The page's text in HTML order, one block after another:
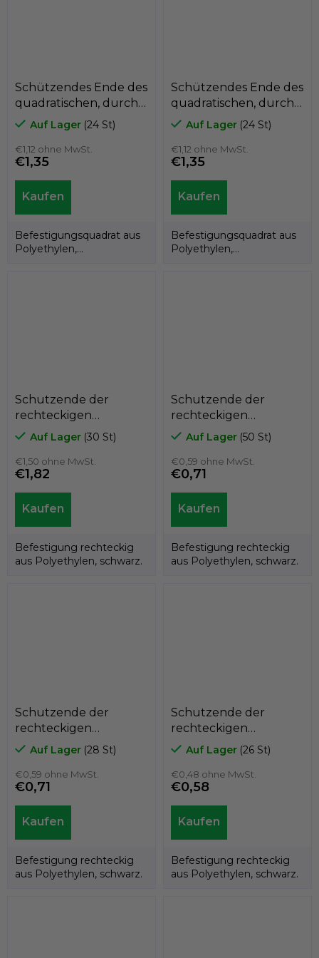
Schützendes Ende des
quadratischen, durch
die Wand gehenden
Polyethylens A3PQF,
30mm x 30mm, Loch
10mm, GeTech
A3PQF3030/10
Auf Lager (24 St)
€1,12 ohne MwSt.
€1,35
Befestigungsquadrat aus
Polyethylen,
Schützendes Ende des
quadratischen, durch
die Wand gehenden
Polyethylens A3PQF,
30mm x 30mm, Loch
8mm, GeTech
A3PQF3030/8
Auf Lager (24 St)
€1,12 ohne MwSt.
€1,35
Befestigungsquadrat aus
Polyethylen,
Schutzende der
rechteckigen
Polyethylenfolie
A3PAR, 40mm x
80mm, GeTech
A3PAR4080
Auf Lager (30 St)
€1,50 ohne MwSt.
€1,82
Befestigung rechteckig
aus Polyethylen, schwarz.
Schutzende der
rechteckigen
Polyethylenfolie
A3PAR, 30mm x
40mm, GeTech
A3PAR3040
Auf Lager (50 St)
€0,59 ohne MwSt.
€0,71
Befestigung rechteckig
aus Polyethylen, schwarz.
Schutzende der
rechteckigen
Polyethylenfolie
A3PAR, 25mm x 50mm,
GeTech A3PAR2550
Auf Lager (28 St)
€0,59 ohne MwSt.
€0,71
Befestigung rechteckig
aus Polyethylen, schwarz.
Schutzende der
rechteckigen
Polyethylenfolie
A3PAR, 25mm x 40mm,
GeTech A3PAR2540
Auf Lager (26 St)
€0,48 ohne MwSt.
€0,58
Befestigung rechteckig
aus Polyethylen, schwarz.